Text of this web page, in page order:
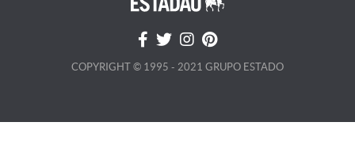
COPYRIGHT © 1995 - 2021 GRUPO ESTADO